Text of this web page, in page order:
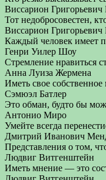
Виссарион Григорьевич
Тот недобросовестен,
Виссарион Григорьевич
Каждый человек имеет
Генри Уилер Шоу
Стремление нравиться
Анна Луиза Жермена
Иметь свое
Сэмюэл Батлер
Это обман, будто бы
Антонио Миро
Умейте всегда
Дмитрий Иванович
Представления о том,
Людвиг Витгенштейн
Иметь мнение — это